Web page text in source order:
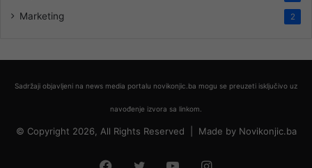
Marketing 2
Sadržaji objavljeni na news media portalu novikonjic.ba mogu se preuzeti isključivo uz
navođenje izvora sa linkom.
© Copyright 2026, All Rights Reserved | Made by Novikonjic.ba
Facebook
TwitterYouTubeInstagram